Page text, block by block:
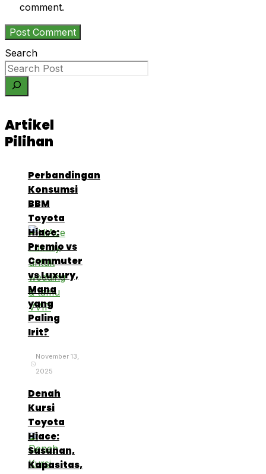
comment.
Search
Artikel
Pilihan
Perbandingan
Konsumsi
BBM
Toyota
Hiace:
Premio vs
Commuter
vs Luxury,
Mana
yang
Paling
Irit?
November 13,
2025
Denah
Kursi
Toyota
Hiace:
Susunan,
Kapasitas,